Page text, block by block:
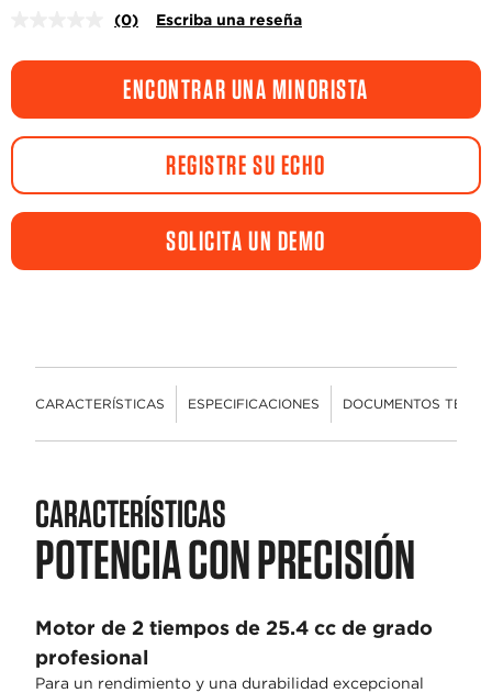
Sin
Enlace
en
la
misma
página.
(0) Escriba una reseña
ENCONTRAR UNA MINORISTA
REGISTRE SU ECHO
SOLICITA UN DEMO
CARACTERÍSTICAS ESPECIFICACIONES DOCUMENTOS
CARACTERÍSTICAS
POTENCIA CON PRECISIÓN
Motor de 2 tiempos de 25.4 cc de grado
profesional
Para un rendimiento y una durabilidad excepcional